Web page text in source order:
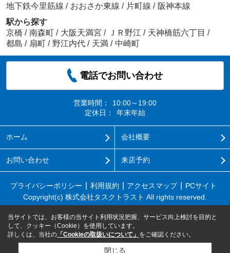
地下鉄今里筋線 / おおさか東線 / 片町線 / 阪神本線
駅から探す
京橋 / 南森町 / 大阪天満宮 / ＪＲ野江 / 天神橋筋六丁目 /
都島 / 扇町 / 野江内代 / 天満 / 中崎町
電話でお問い合わせ
営業時間：
10:00～19:00
定休日：
年末年始
ホーム 会社概要
お問い合わせ 来店予約
プライバシーポリシー 利用規約 アクセスマップ
PCサイト
Copyright(c) 株式会社タスクトラスト All rights reserved.
当サイトでは、お客様の当サイト利用状況把握、サービス向上検討を目的と
して、クッキー（Cookie）を使用しています。
詳しくは、当社の 「Cookieの取扱いについて」 をご確認ください。
閉じる